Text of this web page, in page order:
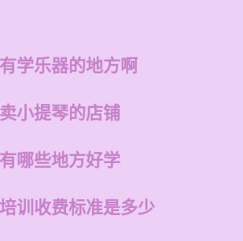
学乐器的地方啊
小提琴的店铺
哪些地方好学
训收费标准是多少